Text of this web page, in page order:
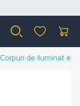
Corpuri de iluminat